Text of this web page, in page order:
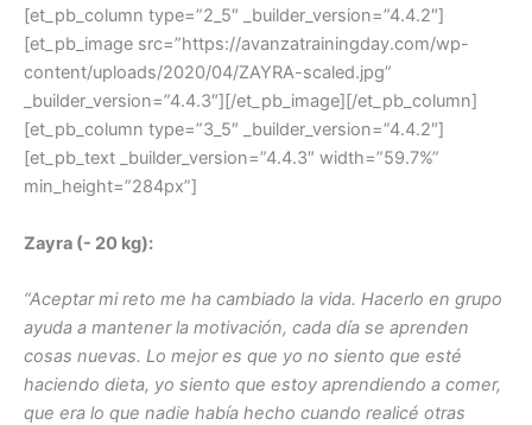
[et_pb_column type=”2_5″ _builder_version=”4.4.2″]
[et_pb_image src=”https://avanzatrainingday.com/wp-
content/uploads/2020/04/ZAYRA-scaled.jpg”
_builder_version=”4.4.3″][/et_pb_image][/et_pb_column]
[et_pb_column type=”3_5″ _builder_version=”4.4.2″]
[et_pb_text _builder_version=”4.4.3″ width=”59.7%”
min_height=”284px”]
Zayra (- 20 kg):
“Aceptar mi reto me ha cambiado la vida. Hacerlo en grupo
ayuda a mantener la motivación, cada día se aprenden
cosas nuevas. Lo mejor es que yo no siento que esté
haciendo dieta, yo siento que estoy aprendiendo a comer,
que era lo que nadie había hecho cuando realicé otras